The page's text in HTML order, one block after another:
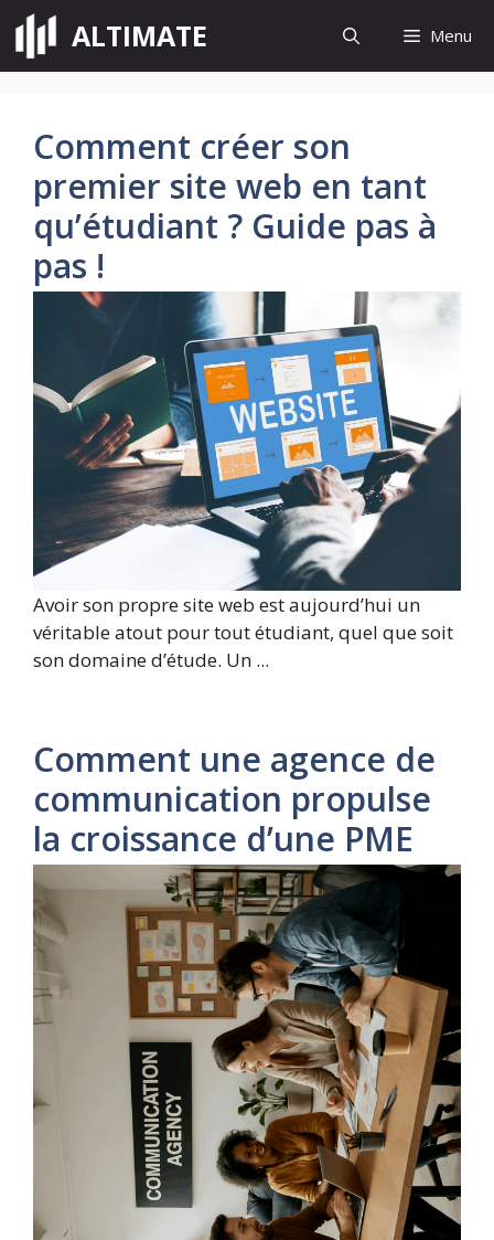
Aller
contenu
ALTIMATE Menu
Comment créer son
premier site web en tant
qu’étudiant ? Guide pas à
pas !
Avoir son propre site web est aujourd’hui un
véritable atout pour tout étudiant, quel que soit
son domaine d’étude. Un ...
Comment une agence de
communication propulse
la croissance d’une PME